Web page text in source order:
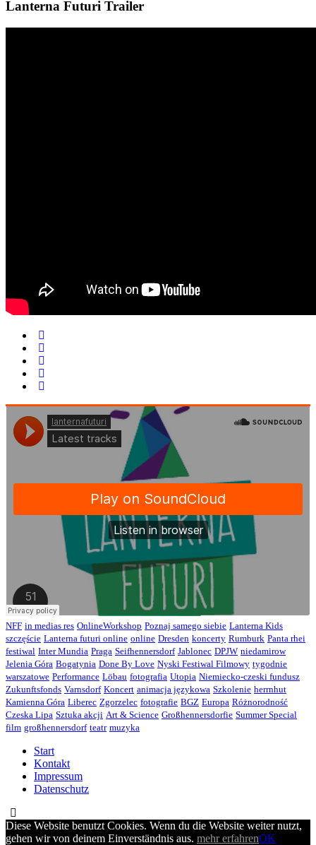
Lanterna Futuri Trailer
NFF in medias res OnlineWorkshop Poznaj samego siebie Lanterna Kids
szczęście Lanterna futuri online online Dresden koncerty Rumburk Panta rhei
festiwal Inter Mundia Praga Seifhennersdorf Jablonec DPJW niedamirow
Jelenia Góra Bogatynia Done By Love Nyski Festiwal Filmowy tygodnie
warszatowe Performance Löbau fotografia Utopia Niemiecko-czeski fundusz
Zukunftsfonds Varnsdorf Koncert animacja językowa Szkolenie herrnhut
Kamienna Góra Liberec Zgorzelec fotografie BGZ Europa Różnorodność
Czeska Lipa Sztuka akcji Art & Science Großhennersdorfie Summer Special
film großhennersdorf teatr muzyka
Start
Kontakt
Impressum
Datenschutz
Diese Website benutzt Cookies. Wenn du die Website weiter nutzt,
gehen wir von deinem Einverständnis aus. mehr erfahrenOK